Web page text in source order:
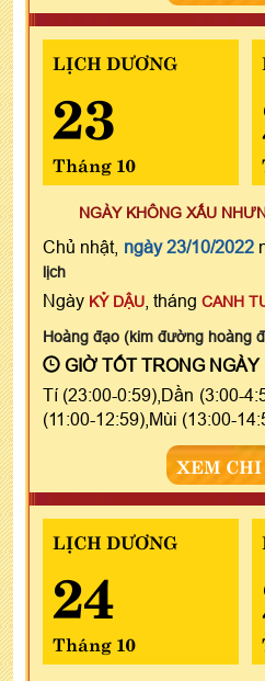
LỊCH DƯƠNG
23
Tháng 10
NGÀY KHÔNG XẤU
Chủ nhật, ngày 23/10/2022
lịch
Ngày KỶ DẬU , tháng CANH
Hoàng đạo (kim đường hoàng
GIỜ TỐT TRONG NGÀY
Tí (23:00-0:59),Dần (3:00-
(11:00-12:59),Mùi (13:00-
XEM
LỊCH DƯƠNG
24
Tháng 10